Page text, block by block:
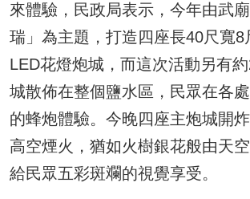
來體驗，民政局表示，今年由武
瑞」為主題，打造四座長40尺寬8
LED花燈炮城，而這次活動另有
城散佈在整個鹽水區，民眾在各
的蜂炮體驗。今晚四座主炮城開
高空煙火，猶如火樹銀花般由天
給民眾五彩斑斕的視覺享受。